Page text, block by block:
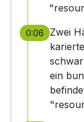
0:06
Zwei
ein